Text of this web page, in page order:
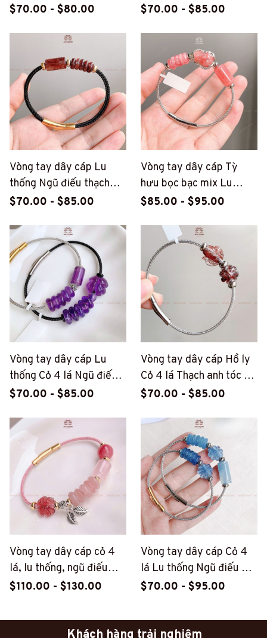
(PT182)
$70.00 - $80.00
(PT50)
$70.00 - $85.00
Vòng tay dây cáp Lu
thống Ngũ điếu thạch
anh tóc nâu (PT180)
$70.00 - $85.00
Vòng tay dây cáp Tỳ
hưu bọc bạc mix Lu
thống Ngũ điếu đá Đào
$85.00 - $95.00
Vòng tay dây cáp Lu
thống Cỏ 4 lá Ngũ điếu
Thạch anh tím (PT180)
$70.00 - $85.00
Vòng tay dây cáp Hồ ly
Cỏ 4 lá Thạch anh tóc đỏ
(PT78)
$70.00 - $85.00
Vòng tay dây cáp cỏ 4
lá, lu thống, ngũ điếu
Thạch anh dâu hồng &
$110.00 - $130.00
Vòng tay dây cáp Cỏ 4
lá Lu thống Ngũ điếu đá
Aquamarine (PT69)
$70.00 - $95.00